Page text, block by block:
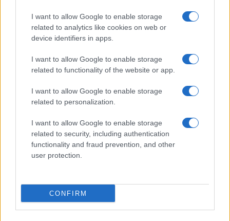
I want to allow Google to enable storage
related to analytics like cookies on web or
device identifiers in apps.
I want to allow Google to enable storage
related to functionality of the website or app.
I want to allow Google to enable storage
related to personalization.
I want to allow Google to enable storage
related to security, including authentication
functionality and fraud prevention, and other
user protection.
CONFIRM
la difesa in attacco
Francesca Lombardi · 7 Ago 2026
Linci Rugby Club Milano: la storia di un gruppo di
atlete che ha scelto l’autogestione